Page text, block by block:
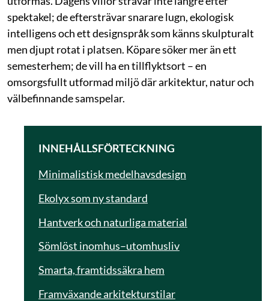
spektakel; de eftersträvar snarare lugn, ekologisk
intelligens och ett designspråk som känns skulpturalt
men djupt rotat i platsen. Köpare söker mer än ett
semesterhem; de vill ha en tillflyktsort – en
omsorgsfullt utformad miljö där arkitektur, natur och
välbefinnande samspelar.
INNEHÅLLSFÖRTECKNING
Minimalistisk medelhavsdesign
Ekolyx som ny standard
Hantverk och naturliga material
Sömlöst inomhus–utomhusliv
Smarta, framtidssäkra hem
Framväxande arkitekturstilar